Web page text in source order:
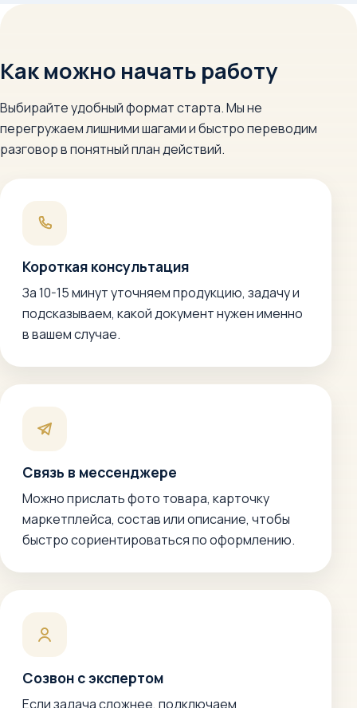
Как можно начать работу
Выбирайте удобный формат старта. Мы не
перегружаем лишними шагами и быстро переводим
разговор в понятный план действий.
Короткая консультация
За 10-15 минут уточняем продукцию, задачу и
подсказываем, какой документ нужен именно
в вашем случае.
Связь в мессенджере
Можно прислать фото товара, карточку
маркетплейса, состав или описание, чтобы
быстро сориентироваться по оформлению.
Созвон с экспертом
Если задача сложнее, подключаем